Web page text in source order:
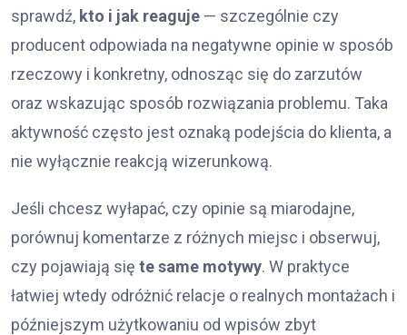
sprawdź, kto i jak reaguje — szczególnie czy
producent odpowiada na negatywne opinie w sposób
rzeczowy i konkretny, odnosząc się do zarzutów
oraz wskazując sposób rozwiązania problemu. Taka
aktywność często jest oznaką podejścia do klienta, a
nie wyłącznie reakcją wizerunkową.
Jeśli chcesz wyłapać, czy opinie są miarodajne,
porównuj komentarze z różnych miejsc i obserwuj,
czy pojawiają się te same motywy. W praktyce
łatwiej wtedy odróżnić relacje o realnych montażach i
późniejszym użytkowaniu od wpisów zbyt